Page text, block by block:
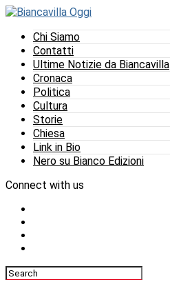
Chi Siamo
Contatti
Ultime Notizie da Biancavilla
Cronaca
Politica
Cultura
Storie
Chiesa
Link in Bio
Nero su Bianco Edizioni
Connect with us